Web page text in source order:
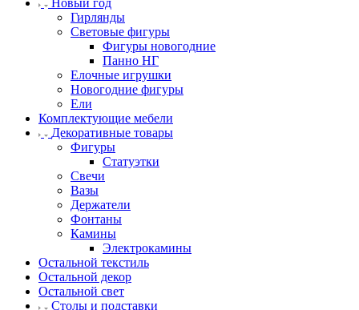
Новый год
Гирлянды
Световые фигуры
Фигуры новогодние
Панно НГ
Елочные игрушки
Новогодние фигуры
Ели
Комплектующие мебели
Декоративные товары
Фигуры
Статуэтки
Свечи
Вазы
Держатели
Фонтаны
Камины
Электрокамины
Остальной текстиль
Остальной декор
Остальной свет
Столы и подставки